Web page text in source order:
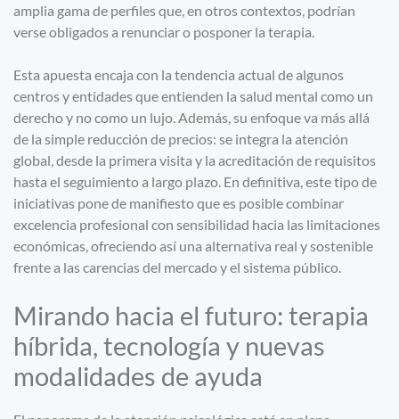
amplia gama de perfiles que, en otros contextos, podrían
verse obligados a renunciar o posponer la terapia.
Esta apuesta encaja con la tendencia actual de algunos
centros y entidades que entienden la salud mental como un
derecho y no como un lujo. Además, su enfoque va más allá
de la simple reducción de precios: se integra la atención
global, desde la primera visita y la acreditación de requisitos
hasta el seguimiento a largo plazo. En definitiva, este tipo de
iniciativas pone de manifiesto que es posible combinar
excelencia profesional con sensibilidad hacia las limitaciones
económicas, ofreciendo así una alternativa real y sostenible
frente a las carencias del mercado y el sistema público.
Mirando hacia el futuro: terapia
híbrida, tecnología y nuevas
modalidades de ayuda